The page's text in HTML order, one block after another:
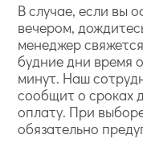
В случае, если вы
вечером,
менеджер
будние дни время
минут. Наш
сообщит о сроках
оплату. При
обязательно